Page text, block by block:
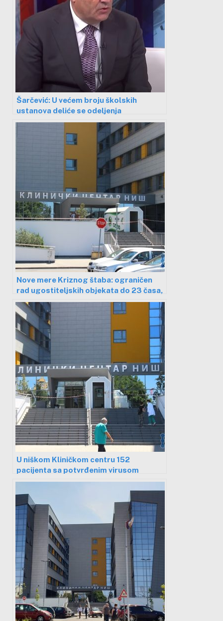
Šarčević: U većem broju školskih
ustanova deliće se odeljenja
Nove mere Kriznog štaba: ograničen
rad ugostiteljskih objekata do 23 časa,
u Srbiji 121 novozaražen
U niškom Kliničkom centru 152
pacijenta sa potvrđenim virusom